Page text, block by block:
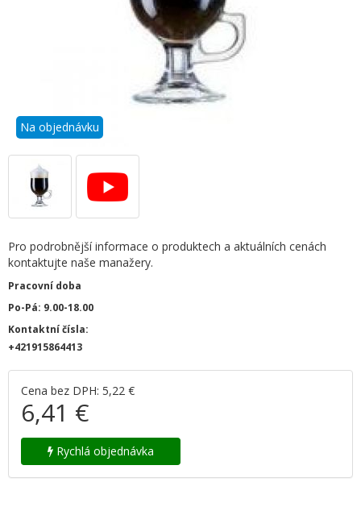
Na objednávku
Pro podrobnější informace o produktech a aktuálních cenách
kontaktujte naše manažery.
Pracovní doba
Po-Pá: 9.00-18.00
Kontaktní čísla:
+421915864413
Cena bez DPH: 5,22 €
6,41 €
Rychlá objednávka